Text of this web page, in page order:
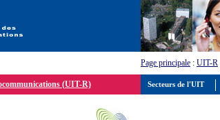
Page principale : UIT-R
(UIT-R) Secteurs de l'UIT